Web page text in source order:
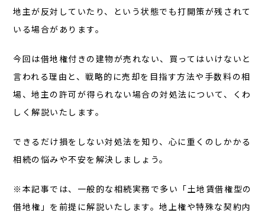
地主が反対していたり、という状態でも打開策が残されて
いる場合があります。
今回は借地権付きの建物が売れない、買ってはいけないと
言われる理由と、戦略的に売却を目指す方法や手数料の相
場、地主の許可が得られない場合の対処法について、くわ
しく解説いたします。
できるだけ損をしない対処法を知り、心に重くのしかかる
相続の悩みや不安を解決しましょう。
※本記事では、一般的な相続実務で多い「土地賃借権型の
借地権」を前提に解説いたします。地上権や特殊な契約内